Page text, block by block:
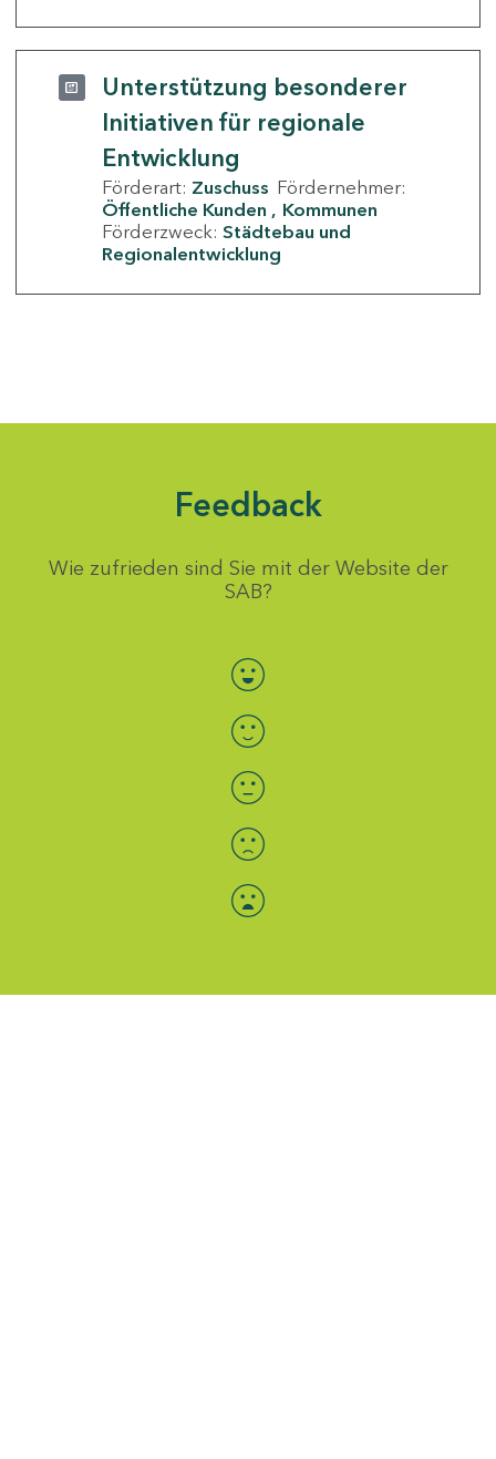
Unterstützung besonderer
Initiativen für regionale
Entwicklung
Förderart: Zuschuss Fördernehmer:
Öffentliche Kunden
Kommunen
Förderzweck: Städtebau und
Regionalentwicklung
Feedback
Wie zufrieden sind Sie mit der Website der
SAB?
Bewertung auswählen